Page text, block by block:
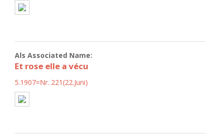
Als Associated Name:
Et rose elle a vécu
5.1907=Nr. 221(22.Juni)